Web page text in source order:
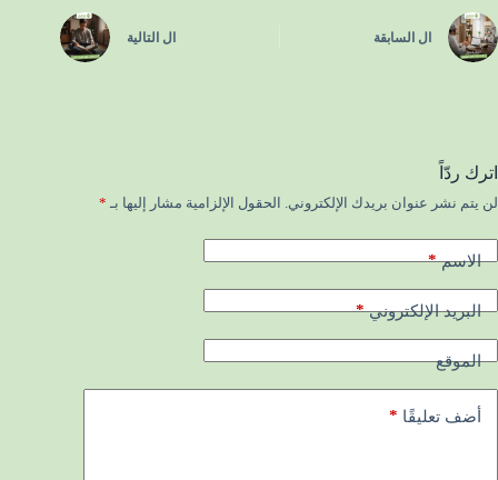
ال السابقة ال التالية
اترك ردّاً
لن يتم نشر عنوان بريدك الإلكتروني. الحقول الإلزامية مشار إليها بـ *
الاسم*
البريد الإلكتروني*
الموقع
أضف تعليقًا *